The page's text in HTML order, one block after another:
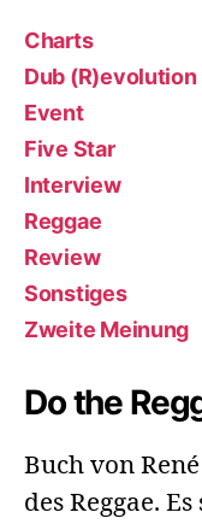
Charts
Dub (R)evolution
Event
Five Star
Interview
Reggae
Review
Sonstiges
Zweite Meinung
Do the
Buch von
des Reggae.